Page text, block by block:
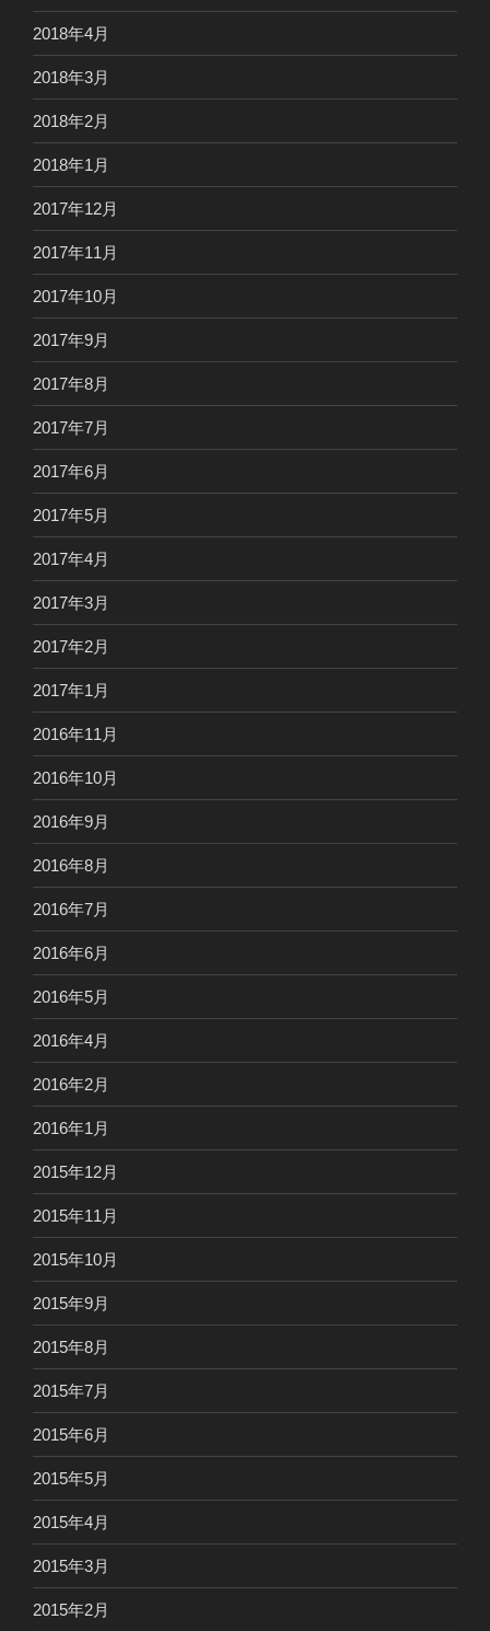
2018年4月
2018年3月
2018年2月
2018年1月
2017年12月
2017年11月
2017年10月
2017年9月
2017年8月
2017年7月
2017年6月
2017年5月
2017年4月
2017年3月
2017年2月
2017年1月
2016年11月
2016年10月
2016年9月
2016年8月
2016年7月
2016年6月
2016年5月
2016年4月
2016年2月
2016年1月
2015年12月
2015年11月
2015年10月
2015年9月
2015年8月
2015年7月
2015年6月
2015年5月
2015年4月
2015年3月
2015年2月